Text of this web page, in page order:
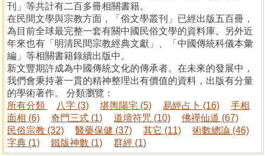
刊」等共計有二百多冊相關書籍。
在民間文學與宗教方面，「俗文學叢刊」已經出版五百冊，
為目前全球最完整一套有關中國民俗文學的資料庫。另外近
年來也有「明清民間宗教經典文獻」、「中國傳統科儀本彙
編」等相關書籍錄續出版中。
新文豐期許成為中國傳統文化的傳承者。在未來的發展中，
我們會秉持著一貫的精神整理出有價值的資料，出版有分量
的學術著作。 分類瀏覽：
所有分類
八字 (3) 堪輿陽宅 (5) 易經占卜 (16)
手相
面相 (6)
奇門三式 (1) 道壇符咒 (10)
佛禪仙道 (67)
民俗宗教 (32)
醫藥保健 (37) 其它 (11)
術數總論 (46)
字典 (1)
鐵版神數 (1) 群經 (1)